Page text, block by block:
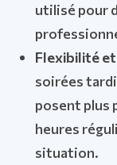
utilisé pour
Flexibilité
soirées
posent plus
heures
situation.